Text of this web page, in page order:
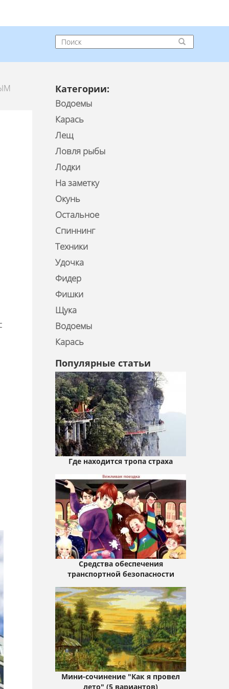
Категории:
Водоемы
Карась
Лещ
Ловля рыбы
Лодки
На заметку
Окунь
Остальное
Спиннинг
Техники
Удочка
Фидер
Фишки
Щука
Водоемы
Карась
Популярные статьи
Где находится тропа страха
Средства обеспечения
транспортной безопасности
Мини-сочинение "Как я провел
лето" (5 вариантов)